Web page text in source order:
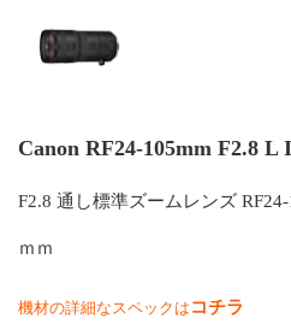
Canon RF24-105mm F2.8 L
F2.8 通し標準ズームレンズ
ｍｍ
機材の詳細なスペックは コチラ